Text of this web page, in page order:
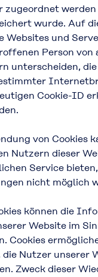
werden
wurde. Auf
Websites und
Person von
unterscheiden, die
Cookie-ID
von Cookies
Nutzern dieser
Service
nicht möglich
können die
Website im
Cookies
Nutzer unserer
Zweck dieser